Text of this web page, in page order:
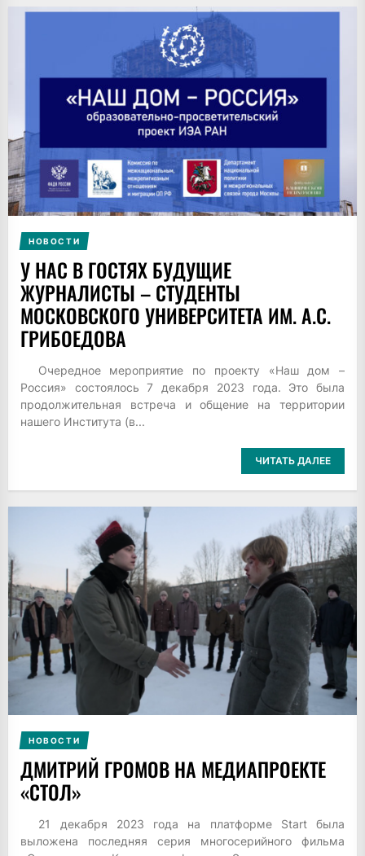
НОВОСТИ
У НАС В ГОСТЯХ БУДУЩИЕ
ЖУРНАЛИСТЫ – СТУДЕНТЫ
МОСКОВСКОГО УНИВЕРСИТЕТА ИМ. А.С.
ГРИБОЕДОВА
Очередное мероприятие по проекту «Наш дом –
Россия» состоялось 7 декабря 2023 года. Это была
продолжительная встреча и общение на территории
нашего Института (в...
ЧИТАТЬ ДАЛЕЕ
НОВОСТИ
ДМИТРИЙ ГРОМОВ НА МЕДИАПРОЕКТЕ
«СТОЛ»
21 декабря 2023 года на платформе Start была
выложена последняя серия многосерийного фильма